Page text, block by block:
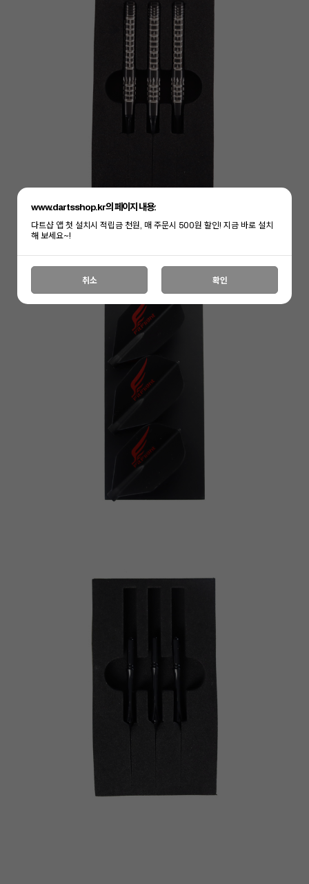
이코 라이프 하
www.dartsshop.kr의 페이지 내용:
다트샵 앱 첫 설치시 적립금 천원, 매 주문시 500원 할인! 지금 바로 설치
해 보세요~!
취소 확인